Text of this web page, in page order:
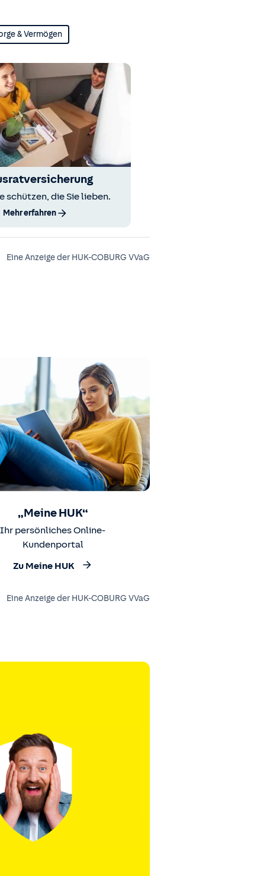
& Vermögen
schützen, die Sie lieben.
Mehr erfahren
Eine Anzeige der HUK-COBURG VVaG
„Meine HUK“
Ihr persönliches Online-
Kundenportal
Zu Meine HUK
Eine Anzeige der HUK-COBURG VVaG